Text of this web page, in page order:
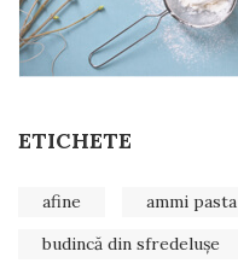
ETICHETE
afine ammi pasta
budincă din sfredelușe